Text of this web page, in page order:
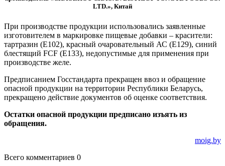
LTD.», Китай
При производстве продукции использовались заявленные
изготовителем в маркировке пищевые добавки – красители:
тартразин (Е102), красный очаровательный АС (Е129), синий
блестящий FCF (Е133), недопустимые для применения при
производстве желе.
Предписанием Госстандарта прекращен ввоз и обращение
опасной продукции на территории Республики Беларусь,
прекращено действие документов об оценке соответствия.
Остатки опасной продукции предписано изъять из
обращения.
moig.by
Всего комментариев 0